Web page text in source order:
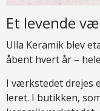
Et levende
Ulla Keramik blev
åbent hvert år –
I værkstedet drejes
leret. I butikken,